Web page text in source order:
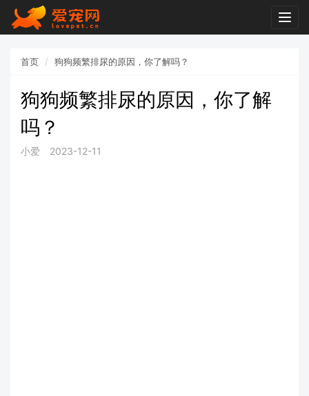
首页 狗狗频繁排尿的原因，你了解吗？
狗狗频繁排尿的原因，你了解
吗？
小爱 2023-12-11